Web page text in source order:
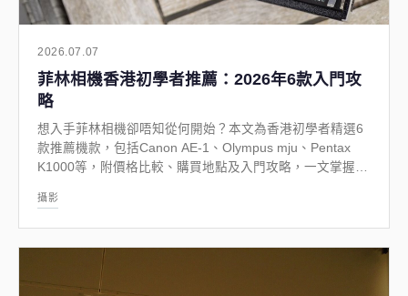
2026.07.07
菲林相機香港初學者推薦：2026年6款入門攻
略
想入手菲林相機卻唔知從何開始？本文為香港初學者精選6
款推薦機款，包括Canon AE-1、Olympus mju、Pentax
K1000等，附價格比較、購買地點及入門攻略，一文掌握菲
攝影